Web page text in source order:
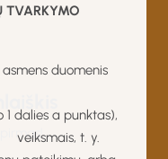
TVARKYMO
duomenis
1 dalies a punktas),
veiksmais, t. y.